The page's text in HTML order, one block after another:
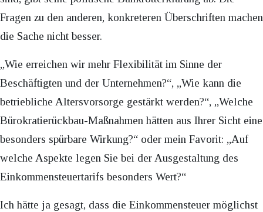
Fragen zu den anderen, konkreteren Überschriften machen
die Sache nicht besser.
„Wie erreichen wir mehr Flexibilität im Sinne der
Beschäftigten und der Unternehmen?“, „Wie kann die
betriebliche Altersvorsorge gestärkt werden?“, „Welche
Bürokratierückbau-Maßnahmen hätten aus Ihrer Sicht eine
besonders spürbare Wirkung?“ oder mein Favorit: „Auf
welche Aspekte legen Sie bei der Ausgestaltung des
Einkommensteuertarifs besonders Wert?“
Ich hätte ja gesagt, dass die Einkommensteuer möglichst